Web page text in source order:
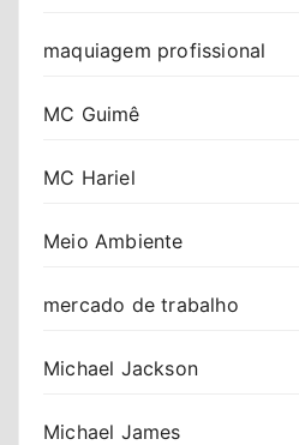
maquiagem profissional
MC Guimê
MC Hariel
Meio Ambiente
mercado de trabalho
Michael Jackson
Michael James